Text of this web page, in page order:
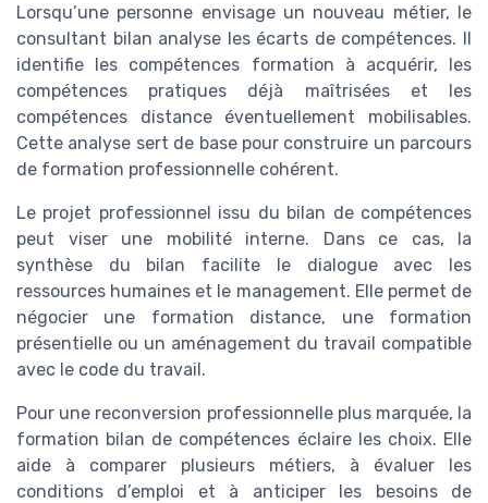
Lorsqu’une personne envisage un nouveau métier, le
consultant bilan analyse les écarts de compétences. Il
identifie les compétences formation à acquérir, les
compétences pratiques déjà maîtrisées et les
compétences distance éventuellement mobilisables.
Cette analyse sert de base pour construire un parcours
de formation professionnelle cohérent.
Le projet professionnel issu du bilan de compétences
peut viser une mobilité interne. Dans ce cas, la
synthèse du bilan facilite le dialogue avec les
ressources humaines et le management. Elle permet de
négocier une formation distance, une formation
présentielle ou un aménagement du travail compatible
avec le code du travail.
Pour une reconversion professionnelle plus marquée, la
formation bilan de compétences éclaire les choix. Elle
aide à comparer plusieurs métiers, à évaluer les
conditions d’emploi et à anticiper les besoins de